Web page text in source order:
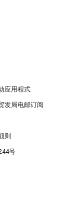
应用程式
发局电邮订阅
则
号